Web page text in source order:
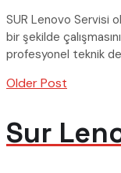
SUR Lenovo Servisi
bir şekilde
profesyonel teknik
Older Post
Sur